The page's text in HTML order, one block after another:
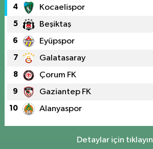
4 Kocaelispor
5 Beşiktaş
6 Eyüpspor
7 Galatasaray
8 Çorum FK
9 Gaziantep FK
10 Alanyaspor
Detaylar için tıklayın